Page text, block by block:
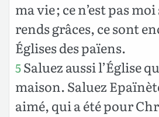
ma vie ; ce n’est pas
rends grâces, ce sont
Églises des païens.
5Saluez aussi l’Église
maison. Saluez
aimé, qui a été pour